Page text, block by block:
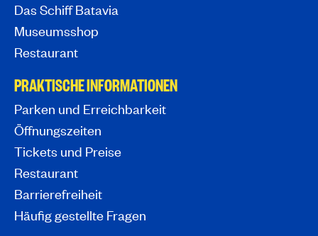
Das Schiff Batavia
Museumsshop
Restaurant
PRAKTISCHE INFORMATIONEN
Parken und Erreichbarkeit
Öffnungszeiten
Tickets und Preise
Restaurant
Barrierefreiheit
Häufig gestellte Fragen